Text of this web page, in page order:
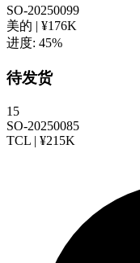
SO-20250099
美的 | ¥176K
进度: 45%
待发货
15
SO-20250085
TCL | ¥215K